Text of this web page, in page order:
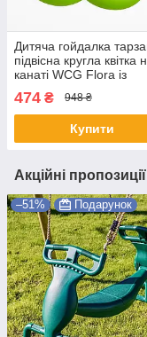
Дитяча гойдалка
підвісна кругла квітка
канаті WCG Flora із
для саду Салатовий
474 ₴ 948 ₴
Купити
Акційні
–51% Подарунок